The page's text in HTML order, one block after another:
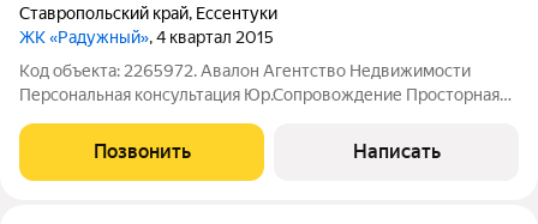
Ставропольский край, Ессентуки
ЖК «Радужный», 4 квартал 2015
Код объекта: 2265972. Авалон Агентство Недвижимости
Персональная консультация Юр.Сопровождение Просторная
спальной зоной. Спальня - гостиная 23м2 с кондиционером,
кухня оснащена мебелью и
Позвонить Написать